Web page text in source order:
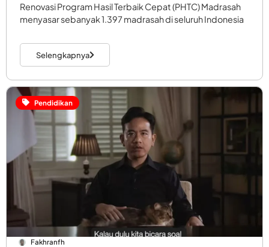
Renovasi Program Hasil Terbaik Cepat (PHTC) Madrasah
menyasar sebanyak 1.397 madrasah di seluruh Indonesia
Selengkapnya
Pendidikan
Fakhranfh